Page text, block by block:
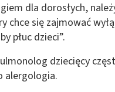
dla dorosłych,
chce się zajmować
płuc dzieci”.
dziecięcy
alergologia.